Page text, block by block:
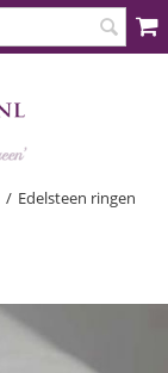
/ Edelsteen ringen